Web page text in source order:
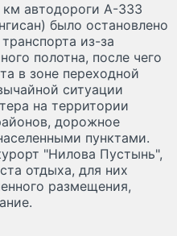
км автодороги А-333
было остановлено
из-за
полотна, после чего
в зоне переходной
ситуации
на территории
дорожное
пунктами.
"Нилова Пустынь",
отдыха, для них
размещения,